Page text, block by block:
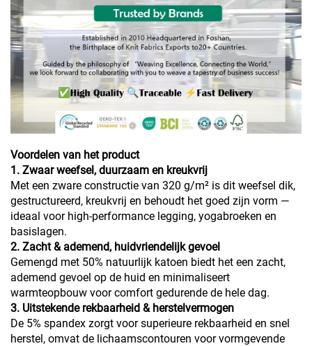
Voordelen van het product
1. Zwaar weefsel, duurzaam en kreukvrij
Met een zware constructie van 320 g/m² is dit weefsel dik,
gestructureerd, kreukvrij en behoudt het goed zijn vorm —
ideaal voor high-performance legging, yogabroeken en
basislagen.
2. Zacht & ademend, huidvriendelijk gevoel
Gemengd met 50% natuurlijk katoen biedt het een zacht,
ademend gevoel op de huid en minimaliseert
warmteopbouw voor comfort gedurende de hele dag.
3. Uitstekende rekbaarheid & herstelvermogen
De 5% spandex zorgt voor superieure rekbaarheid en snel
herstel, omvat de lichaamscontouren voor vormgevende